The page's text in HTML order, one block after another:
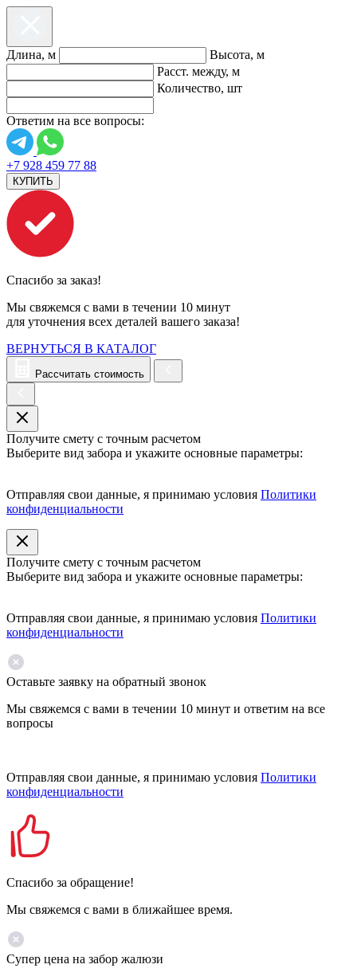
Длина, м
Высота, м
Расст. между, м
Количество, шт
Ответим на все вопросы:
+7 928 459 77 88
КУПИТЬ
Спасибо за заказ!
Мы свяжемся с вами в течении 10 минут
для уточнения всех деталей вашего заказа!
ВЕРНУТЬСЯ В КАТАЛОГ
Рассчитать стоимость
Получите смету с точным расчетом
Выберите вид забора и укажите основные параметры:
Отправляя свои данные, я принимаю условия Политики
конфиденциальности
Получите смету с точным расчетом
Выберите вид забора и укажите основные параметры:
Отправляя свои данные, я принимаю условия Политики
конфиденциальности
Оставьте заявку на обратный звонок
Мы свяжемся с вами в течении 10 минут и ответим на все
вопросы
Отправляя свои данные, я принимаю условия Политики
конфиденциальности
Спасибо за обращение!
Мы свяжемся с вами в ближайшее время.
Супер цена на забор жалюзи